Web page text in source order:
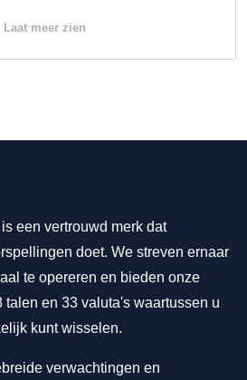
Laat meer zien
een vertrouwd merk dat
doet. We streven ernaar
te opereren en bieden onze
en 33 valuta's waartussen u
kunt wisselen.
verwachtingen en